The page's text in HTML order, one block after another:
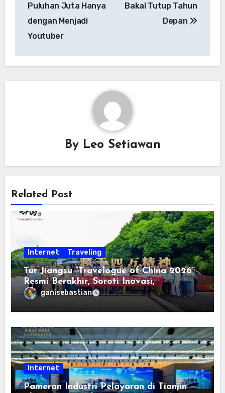
Puluhan Juta Hanya
dengan Menjadi
Youtuber
Bakal Tutup Tahun
Depan
By Leo Setiawan
Related Post
Internet Traveling
Tur Jiangsu “Travelogue of China 2026”
Resmi Berakhir, Soroti Inovasi,
Keterbukaan, dan Pembangunan
Berorientasi pada Masyarakat
ganisebastian
Internet
Pameran Industri Pelayaran di Tianjin